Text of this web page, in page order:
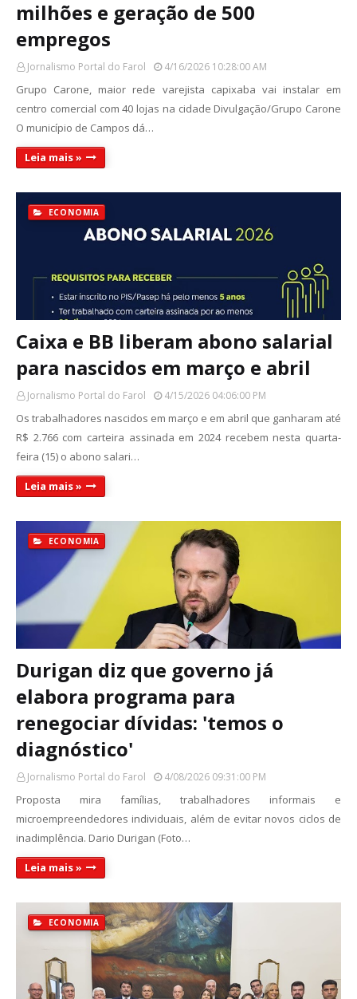
milhões e geração de 500
empregos
Jornalismo Portal do Farol 4/16/2026 10:28:00 AM
Grupo Carone, maior rede varejista capixaba vai instalar em
centro comercial com 40 lojas na cidade Divulgação/Grupo Carone
O município de Campos dá…
Leia mais »
ECONOMIA
Caixa e BB liberam abono salarial
para nascidos em março e abril
Jornalismo Portal do Farol 4/15/2026 04:06:00 PM
Os trabalhadores nascidos em março e em abril que ganharam até
R$ 2.766 com carteira assinada em 2024 recebem nesta quarta-
feira (15) o abono salari…
Leia mais »
ECONOMIA
Durigan diz que governo já
elabora programa para
renegociar dívidas: 'temos o
diagnóstico'
Jornalismo Portal do Farol 4/08/2026 09:31:00 PM
Proposta mira famílias, trabalhadores informais e
microempreendedores individuais, além de evitar novos ciclos de
inadimplência. Dario Durigan (Foto…
Leia mais »
ECONOMIA